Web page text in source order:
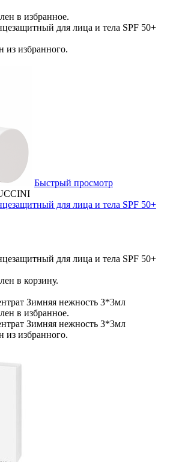
в избранное.
для лица и тела SPF 50+
из избранного.
Быстрый просмотр
для лица и тела SPF 50+
для лица и тела SPF 50+
в корзину.
Зимняя нежность 3*3мл
в избранное.
Зимняя нежность 3*3мл
из избранного.